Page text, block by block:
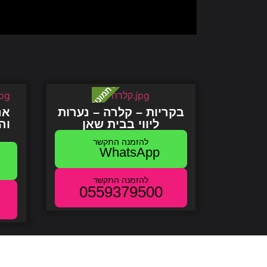
בקריות – קלרה – נערות
ליווי בבית שאן
WhatsApp
0559379500